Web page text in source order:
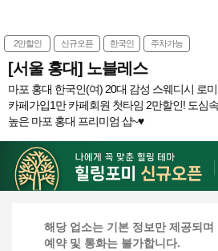
2만할인 신규오픈 한국인 주차가능
[서울 홍대] 노블레스
마포 홍대 한국인(여) 20대 감성 스웨디시 로
카페가입1만 카페회원 첫타임 2만할인! 도심
높은 마포 홍대 프리미엄 샵~♥
해당 업소는 기본 정보만 제공되며
예약 및 통화는 불가합니다.